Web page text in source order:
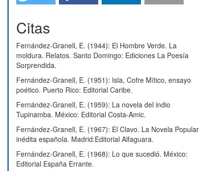
Citas
Fernández-Granell, E. (1944): El Hombre Verde. La
moldura. Relatos. Santo Domingo: Ediciones La Poesía
Sorprendida.
Fernández-Granell, E. (1951): Isla, Cofre Mítico, ensayo
poético. Puerto Rico: Editorial Caribe.
Fernández-Granell, E. (1959): La novela del indio
Tupinamba. México: Editorial Costa-Amic.
Fernández-Granell, E. (1967): El Clavo. La Novela Popular
inédita española. Madrid:Editorial Alfaguara.
Fernández-Granell, E. (1968): Lo que sucedió. México:
Editorial España Errante.